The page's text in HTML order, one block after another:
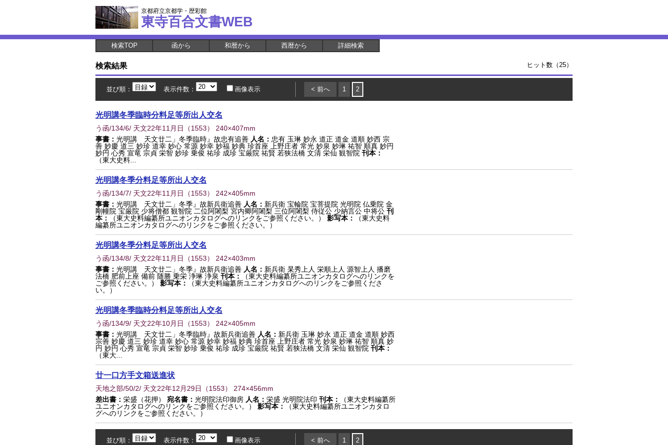
京都府立京都学・歴彩館
東寺百合文書WEB
検索TOP 函から 和暦から 西暦から 詳細検索
検索結果 ヒット数（25）
並び順： 表示件数： 画像表示 < 前へ 1 2
光明講冬季臨時分料足等所出人交名
う函/134/6/ 天文22年11月日 （1553） 240×407mm
事書： 光明講 天文廿二」冬季臨時』故忠有追善 人名： 忠有 玉琳 妙永 道正 道金 道順 妙西 宗
善 妙慶 道三 妙珍 道幸 妙心 常源 妙幸 妙福 妙典 珍首座 上野庄者 常光 妙泉 妙琳 祐智 順真 妙円
妙円 心秀 宣竜 宗貞 栄智 妙珍 乗俊 祐珍 成珍 宝厳院 祐賢 若狭法橋 文清 栄仙 観智院 刊本：
（東大史料...
光明講冬季分料足等所出人交名
う函/134/7/ 天文22年11月日 （1553） 242×405mm
事書： 光明講 天文廿二」冬季』故新兵衛追善 人名： 新兵衛 宝輪院 宝菩提院 光明院 仏乗院 金
剛幢院 宝厳院 少将僧都 観智院 二位阿闍梨 宮内卿阿闍梨 三位阿闍梨 侍従公 少納言公 中将公 刊
本：
（東大史料編纂所ユニオンカタログへのリンクをご参照ください。） 影写本：
（東大史料
編纂所ユニオンカタログへのリンクをご参照ください。）
光明講冬季分料足等所出人交名
う函/134/8/ 天文22年11月日 （1553） 242×403mm
事書： 光明講 天文廿二」冬季』故新兵衛追善 人名： 新兵衛 杲秀上人 栄順上人 源智上人 播磨
法橋 肥前上座 備前 随勝 乗栄 浄琳 浄泉 刊本：
（東大史料編纂所ユニオンカタログへのリンクを
ご参照ください。）
影写本：
（東大史料編纂所ユニオンカタログへのリンクをご参照くださ
い。）
光明講冬季臨時分料足等所出人交名
う函/134/9/ 天文22年10月日 （1553） 242×405mm
事書： 光明講 天文廿二」冬季臨時』故新兵衛追善 人名： 新兵衛 玉琳 妙永 道正 道金 道順 妙西
宗善 妙慶 道三 妙珍 道幸 妙心 常源 妙幸 妙福 妙典 珍首座 上野庄者 常光 妙泉 妙琳 祐智 順真 妙
円 妙円 心秀 宣竜 宗貞 栄智 妙珍 乗俊 祐珍 成珍 宝厳院 祐賢 若狭法橋 文清 栄仙 観智院 刊本：
（東大...
廿一口方手文箱送進状
天地之部/50/2/ 天文22年12月29日 （1553） 274×456mm
差出書： 栄盛（花押） 宛名書： 光明院法印御房 人名： 栄盛 光明院法印 刊本：
（東大史料編纂所
ユニオンカタログへのリンクをご参照ください。）
影写本：
（東大史料編纂所ユニオンカタロ
グへのリンクをご参照ください。）
並び順： 表示件数： 画像表示 < 前へ 1 2